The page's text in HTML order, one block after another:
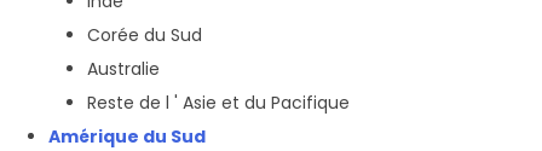
Corée du Sud
Australie
Reste de l ' Asie et du Pacifique
Amérique du Sud